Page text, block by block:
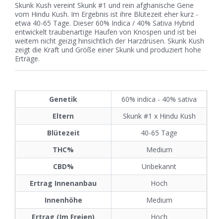
Skunk Kush vereint Skunk #1 und rein afghanische Gene
vom Hindu Kush. Im Ergebnis ist ihre Blütezeit eher kurz -
etwa 40-65 Tage. Dieser 60% Indica / 40% Sativa Hybrid
entwickelt traubenartige Haufen von Knospen und ist bei
weitem nicht geizig hinsichtlich der Harzdrüsen. Skunk Kush
zeigt die Kraft und Größe einer Skunk und produziert hohe
Erträge.
Genetik
60% indica - 40% sativa
Eltern
Skunk #1 x Hindu Kush
Blütezeit
40-65 Tage
THC%
Medium
CBD%
Unbekannt
Ertrag Innenanbau
Hoch
Innenhöhe
Medium
Ertrag (Im Freien)
Hoch